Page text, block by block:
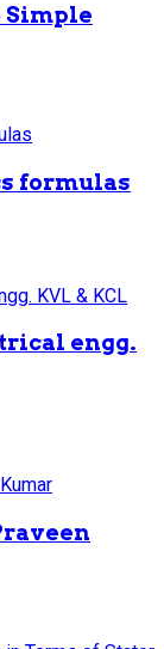
Simple
formulas
engg.